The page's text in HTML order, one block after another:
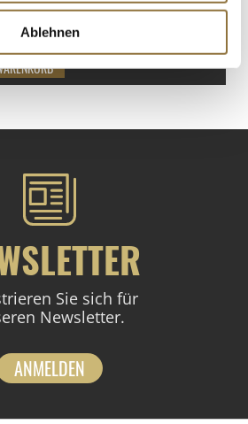
Ablehnen
Sie sich für
Newsletter.
ANMELDEN